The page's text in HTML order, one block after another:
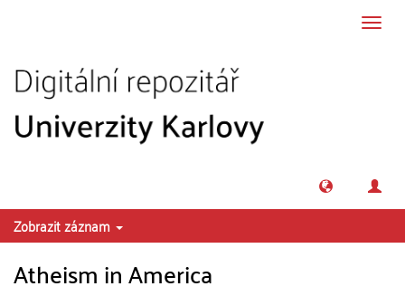
Zobrazit záznam
Atheism in America